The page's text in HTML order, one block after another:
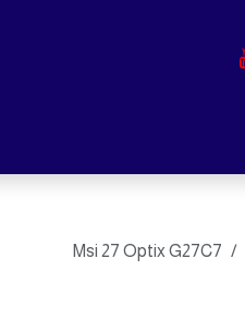
Msi 27 Optix G27C7